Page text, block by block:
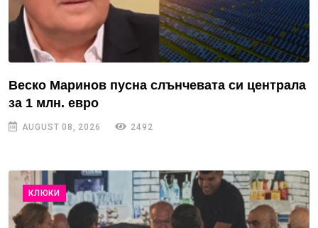
Веско Маринов пусна слънчевата си централа
за 1 млн. евро
AUGUST 08, 2026 2492
КЛЮКИ